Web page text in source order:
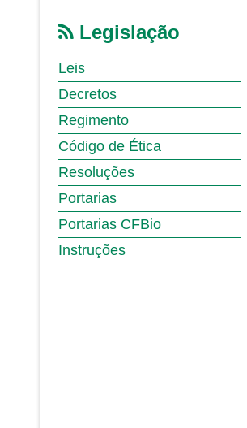
Legislação
Leis
Decretos
Regimento
Código de Ética
Resoluções
Portarias
Portarias CFBio
Instruções